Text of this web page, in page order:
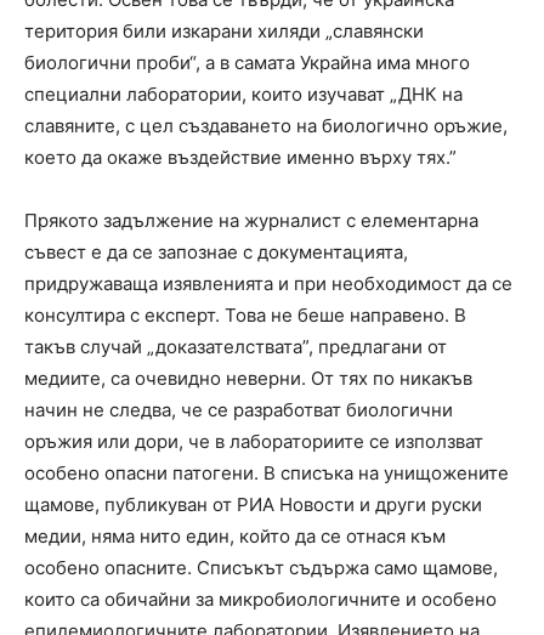
територия били изкарани хиляди „славянски
биологични проби“, а в самата Украйна има много
специални лаборатории, които изучават „ДНК на
славяните, с цел създаването на биологично оръжие,
което да окаже въздействие именно върху тях.”
Прякото задължение на журналист с елементарна
съвест е да се запознае с документацията,
придружаваща изявленията и при необходимост да се
консултира с експерт. Това не беше направено. В
такъв случай „доказателствата”, предлагани от
медиите, са очевидно неверни. От тях по никакъв
начин не следва, че се разработват биологични
оръжия или дори, че в лабораториите се използват
особено опасни патогени. В списъка на унищожените
щамове, публикуван от РИА Новости и други руски
медии, няма нито един, който да се отнася към
особено опасните. Списъкът съдържа само щамове,
които са обичайни за микробиологичните и особено